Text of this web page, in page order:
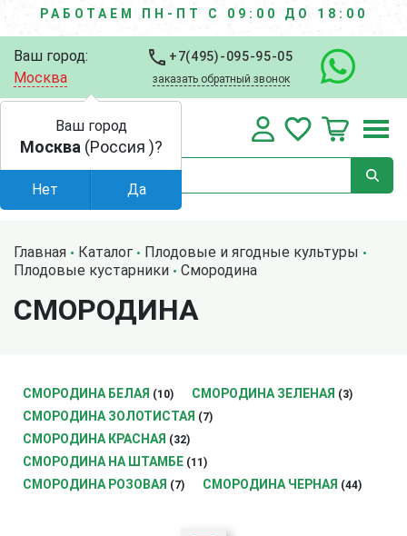
РАБОТАЕМ ПН-ПТ С 09:00 ДО 18:00
Ваш город:
Москва
+7(495)-095-95-05
заказать обратный звонок
Главная Каталог
Плодовые и ягодные культуры
Плодовые кустарники
Смородина
СМОРОДИНА
СМОРОДИНА БЕЛАЯ (10) СМОРОДИНА ЗЕЛЕНАЯ (3)
СМОРОДИНА ЗОЛОТИСТАЯ (7)
СМОРОДИНА КРАСНАЯ (32)
СМОРОДИНА НА ШТАМБЕ (11)
СМОРОДИНА РОЗОВАЯ (7) СМОРОДИНА ЧЕРНАЯ (44)
Ваш город
Москва (Россия )?
Нет Да